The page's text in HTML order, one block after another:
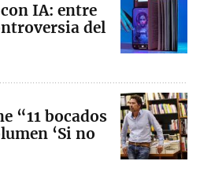
IA: entre
del
“11 bocados
‘Si no